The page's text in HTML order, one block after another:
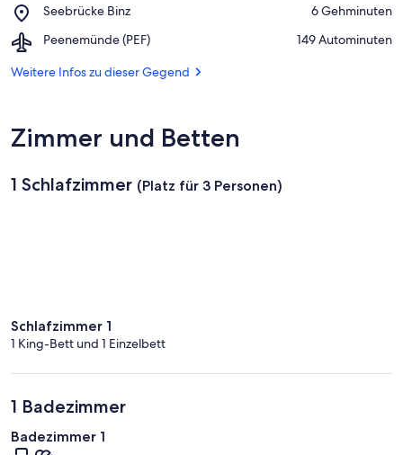
von
Seebrücke Binz
Place,
Binz
‪6 Gehminuten‬
Peenemünde (PEF)
Airport,
(PEF)
‪149 Autominuten‬
Weitere Infos zu dieser Gegend
Zimmer und Betten
1 Schlafzimmer (Platz für 3 Personen)
Schlafzimmer 1
1 King-Bett und 1 Einzelbett
1 Badezimmer
Badezimmer 1